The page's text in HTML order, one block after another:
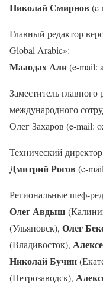
Николай Смирнов
Главный редактор
Global Arabic»:
Мааодах Али(e-mail:
Заместитель
международного
Олег Захаров (e-mail:
Технический
Дмитрий Рогов (e-
Региональные шеф-
Олег Авдыш
(Ульяновск), Олег
(Владивосток),
Николай Бучин
(Петрозаводск),